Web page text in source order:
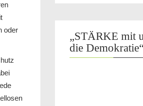
oder
„STÄRKE mit
die